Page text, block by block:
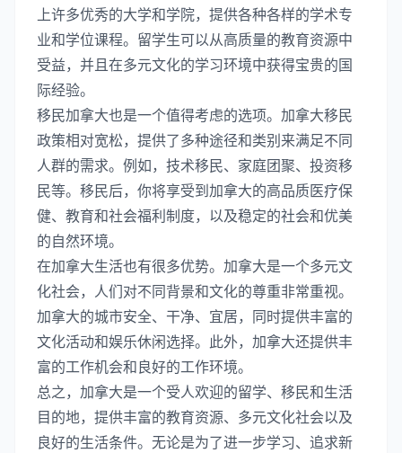
上许多优秀的大学和学院，提供各种各样的学术专
业和学位课程。留学生可以从高质量的教育资源中
受益，并且在多元文化的学习环境中获得宝贵的国
际经验。
移民加拿大也是一个值得考虑的选项。加拿大移民
政策相对宽松，提供了多种途径和类别来满足不同
人群的需求。例如，技术移民、家庭团聚、投资移
民等。移民后，你将享受到加拿大的高品质医疗保
健、教育和社会福利制度，以及稳定的社会和优美
的自然环境。
在加拿大生活也有很多优势。加拿大是一个多元文
化社会，人们对不同背景和文化的尊重非常重视。
加拿大的城市安全、干净、宜居，同时提供丰富的
文化活动和娱乐休闲选择。此外，加拿大还提供丰
富的工作机会和良好的工作环境。
总之，加拿大是一个受人欢迎的留学、移民和生活
目的地，提供丰富的教育资源、多元文化社会以及
良好的生活条件。无论是为了进一步学习、追求新